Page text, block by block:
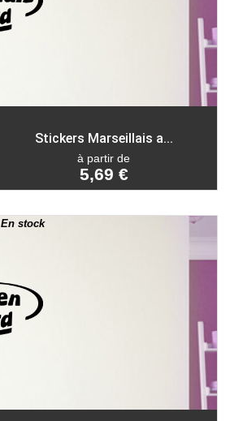
Stickers Marseillais a...
à partir de
5,69 €
En stock